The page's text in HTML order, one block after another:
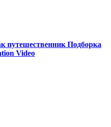
Подборка
Video